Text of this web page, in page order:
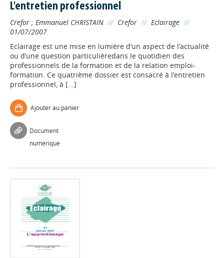
L'entretien professionnel
Crefor ; Emmanuel CHRISTAIN // Crefor // Eclairage //
01/07/2007
Eclairage est une mise en lumière d’un aspect de l’actualité
ou d’une question particulièredans le quotidien des
professionnels de la formation et de la relation emploi-
formation. Ce quatrième dossier est consacré à l’entretien
professionnel, à [...]
Ajouter au panier
Document
numérique